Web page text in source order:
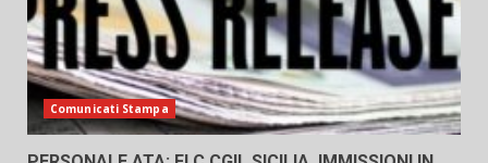
Comunicati Stampa